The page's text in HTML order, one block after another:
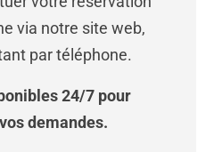
via notre site web,
par téléphone.
24/7 pour
demandes.